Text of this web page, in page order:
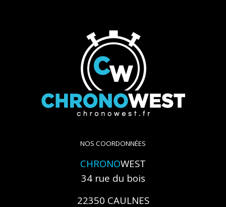
NOS COORDONNÉES
CHRONOWEST
34 rue du bois
22350 CAULNES